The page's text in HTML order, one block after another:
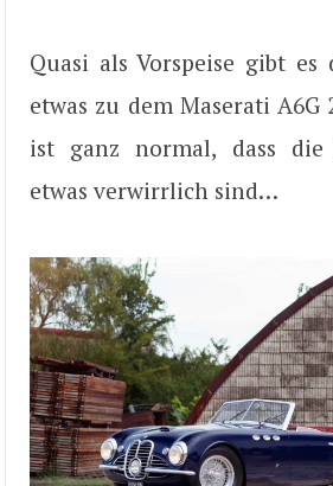
Quasi als Vorspeise gibt es
etwas zu dem Maserati A6G
ist ganz normal, dass die
etwas verwirrlich sind…